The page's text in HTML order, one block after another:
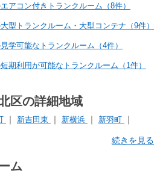
アコン付きトランクルーム（8件）
型トランクルーム・大型コンテナ（9件）
学可能なトランクルーム（4件）
期利用が可能なトランクルーム（1件）
区の詳細地域
新吉田東 新横浜
新羽町
続きを見る
ム